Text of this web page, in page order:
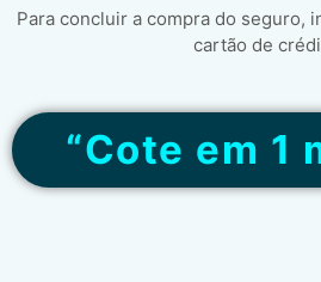
Para concluir a compra do seguro,
cartão de
“Cote em 1